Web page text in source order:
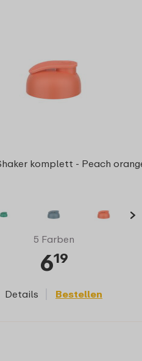
komplett - Peach
5 Farben
619
Details Bestellen